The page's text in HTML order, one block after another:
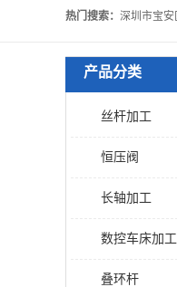
热门搜索：
产品分类
丝杆加工
恒压阀
长轴加工
数控车床加工
叠环杆